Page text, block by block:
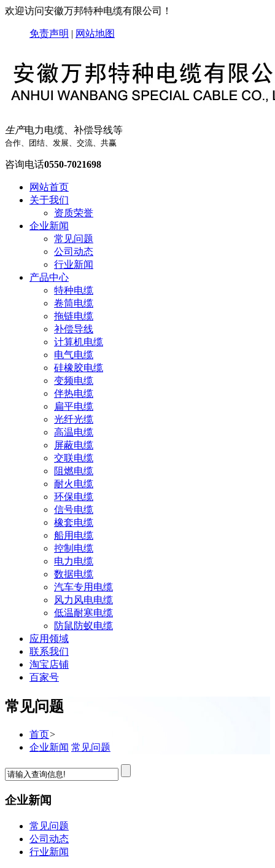
欢迎访问安徽万邦特种电缆有限公司！
免责声明 | 网站地图
生产电力电缆、补偿导线等
合作、团结、发展、交流、共赢
咨询电话0550-7021698
网站首页
关于我们
资质荣誉
企业新闻
常见问题
公司动态
行业新闻
产品中心
特种电缆
卷筒电缆
拖链电缆
补偿导线
计算机电缆
电气电缆
硅橡胶电缆
变频电缆
伴热电缆
扁平电缆
光纤光缆
高温电缆
屏蔽电缆
交联电缆
阻燃电缆
耐火电缆
环保电缆
信号电缆
橡套电缆
船用电缆
控制电缆
电力电缆
数据电缆
汽车专用电缆
风力风电电缆
低温耐寒电缆
防鼠防蚁电缆
应用领域
联系我们
淘宝店铺
百家号
常见问题
首页>
企业新闻 常见问题
企业新闻
常见问题
公司动态
行业新闻